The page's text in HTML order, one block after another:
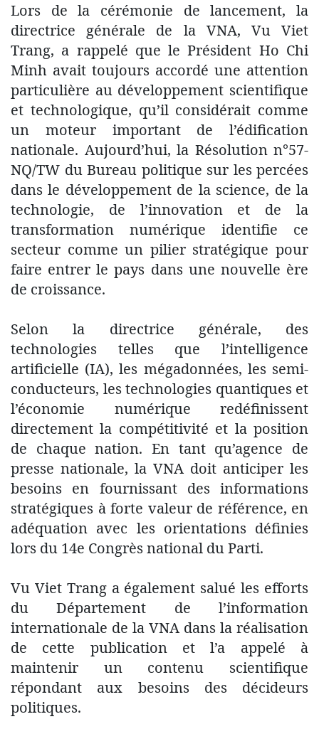
Lors de la cérémonie de lancement, la
directrice générale de la VNA, Vu Viet
Trang, a rappelé que le Président Ho Chi
Minh avait toujours accordé une attention
particulière au développement scientifique
et technologique, qu’il considérait comme
un moteur important de l’édification
nationale. Aujourd’hui, la Résolution n°57-
NQ/TW du Bureau politique sur les percées
dans le développement de la science, de la
technologie, de l’innovation et de la
transformation numérique identifie ce
secteur comme un pilier stratégique pour
faire entrer le pays dans une nouvelle ère
de croissance.
Selon la directrice générale, des
technologies telles que l’intelligence
artificielle (IA), les mégadonnées, les semi-
conducteurs, les technologies quantiques et
l’économie numérique redéfinissent
directement la compétitivité et la position
de chaque nation. En tant qu’agence de
presse nationale, la VNA doit anticiper les
besoins en fournissant des informations
stratégiques à forte valeur de référence, en
adéquation avec les orientations définies
lors du 14e Congrès national du Parti.
Vu Viet Trang a également salué les efforts
du Département de l’information
internationale de la VNA dans la réalisation
de cette publication et l’a appelé à
maintenir un contenu scientifique
répondant aux besoins des décideurs
politiques.